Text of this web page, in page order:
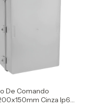
De Comando
Cinza Ip68